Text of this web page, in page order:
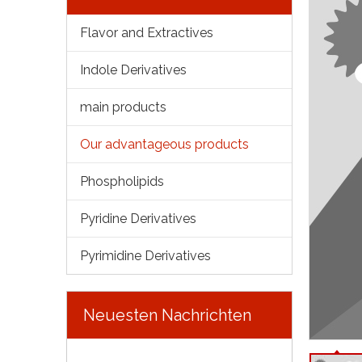
Flavor and Extractives
Indole Derivatives
main products
Our advantageous products
Phospholipids
Pyridine Derivatives
Pyrimidine Derivatives
Neuesten Nachrichten